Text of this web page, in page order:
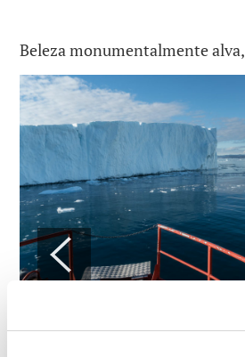
Beleza monumentalmente alva,